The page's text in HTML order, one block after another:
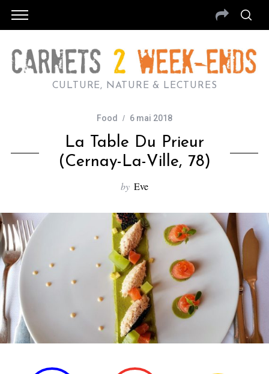
CULTURE, NATURE & LECTURES
Food 6 mai 2018
La Table Du Prieur
(Cernay-La-Ville, 78)
by Eve